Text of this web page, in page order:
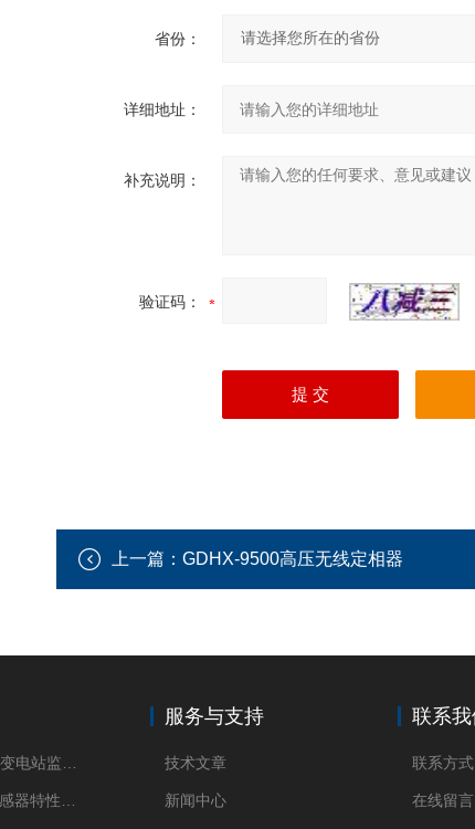
省份：
详细地址：
补充说明：
验证码：
上一篇： GDHX-9500高压无线定相器
服务与支持
技术文章
新闻中心
联系我
联系方式
在线留言